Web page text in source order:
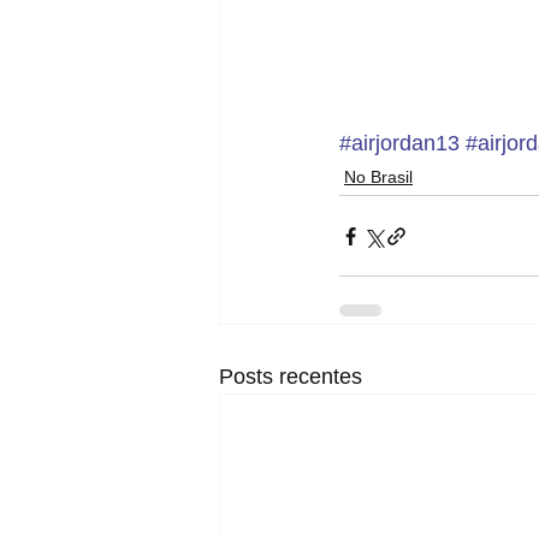
#airjordan13
No Brasil
Posts recentes